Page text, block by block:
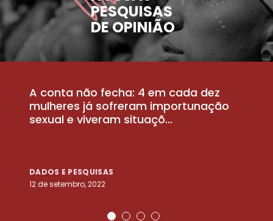
PESQUISAS
DE OPINIÃO
A conta não fecha: 4 em cada dez
mulheres já sofreram importunação
sexual e viveram situaçõ...
DADOS E PESQUISAS
12 de setembro, 2022